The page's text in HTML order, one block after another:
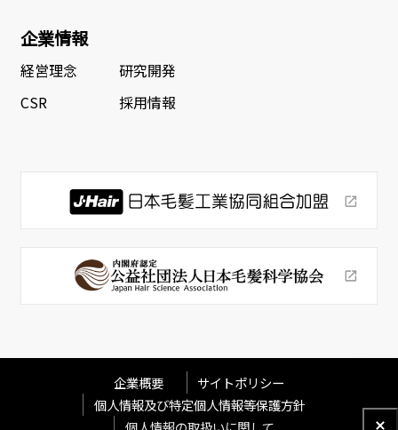
企業情報
経営理念
研究開発
CSR
採用情報
企業概要
サイトポリシー
個人情報及び特定個人情報等保護方針